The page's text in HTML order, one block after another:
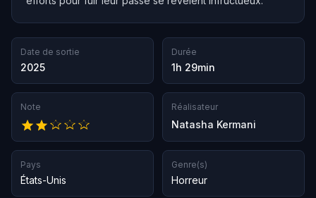
Date de sortie
2025
Durée
1h 29min
Note Réalisateur
Natasha Kermani
Pays
États-Unis
Genre(s)
Horreur